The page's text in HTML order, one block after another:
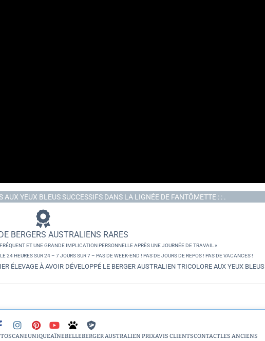
AUX YEUX BLEUS SUCCESSIFS DANS LA LIGNÉE DE FANTÔMETTE : : .
BERGERS AUSTRALIENS RARES
ET UNE GRANDE IMPLICATION PERSONNELLE APRÈS UNE JOURNÉE DE TRAVAIL »
24 HEURES SUR 24 – 7 JOURS SUR 7 – PAS DE WEEK-END ! PAS DE JOURS DE REPOS ! PAS DE VACANCES !
ÉLEVAGE À AVOIR DÉVELOPPÉ LE BERGER AUSTRALIEN TRICOLORE AUX YEUX BLEUS
TOSCANEUNIQUEAÏNEBELLEBERGER AUSTRALIEN PRIXAVIS CLIENTSCONTACTLES ANCIENS